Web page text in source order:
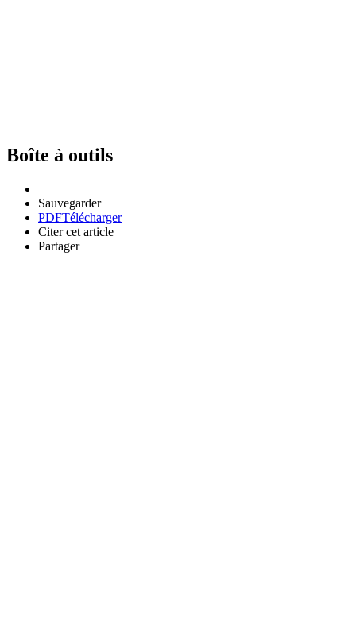
Boîte à outils
Sauvegarder
PDFTélécharger
Citer cet article
Partager